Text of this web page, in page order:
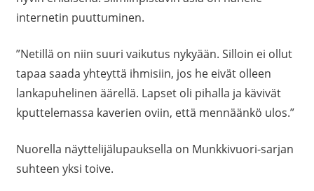
internetin puuttuminen.
”Netillä on niin suuri vaikutus nykyään. Silloin ei ollut
tapaa saada yhteyttä ihmisiin, jos he eivät olleen
lankapuhelinen äärellä. Lapset oli pihalla ja kävivät
kputtelemassa kaverien oviin, että mennäänkö ulos.”
Nuorella näyttelijälupauksella on Munkkivuori-sarjan
suhteen yksi toive.